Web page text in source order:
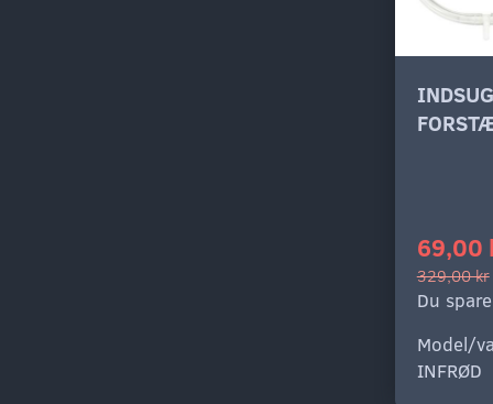
69,00
329,00 kr
Du
Model/
INFRØD